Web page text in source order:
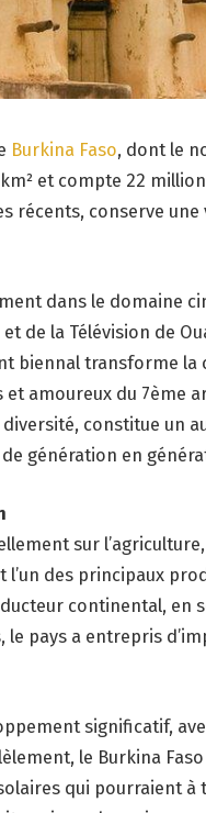
Burkina Faso, dont le
et compte 22
récents, conserve
dans le domaine
et de la Télévision de
biennal transforme la
amoureux du 7ème
constitue un
génération en
sur
des principaux
continental, en
le pays a entrepris
significatif,
le Burkina
qui pourraient